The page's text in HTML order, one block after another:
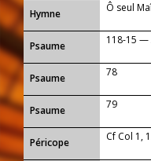
...
Hymne Ô seul
Psaume 118-15 —
Psaume 78
Psaume 79
Péricope Cf Col 1,